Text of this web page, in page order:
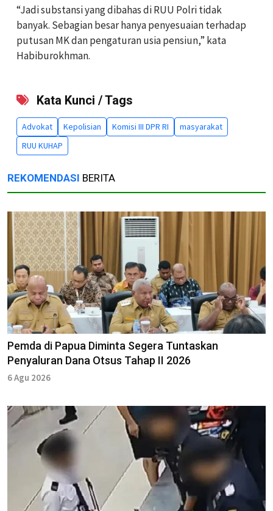
“Jadi substansi yang dibahas di RUU Polri tidak
banyak. Sebagian besar hanya penyesuaian terhadap
putusan MK dan pengaturan usia pensiun,” kata
Habiburokhman.
Kata Kunci / Tags
Advokat Kepolisian Komisi III DPR RI
masyarakat
RUU KUHAP
REKOMENDASI BERITA
Pemda di Papua Diminta Segera Tuntaskan
Penyaluran Dana Otsus Tahap II 2026
6 Agu 2026